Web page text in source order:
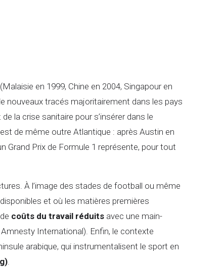
en 1999, Chine en 2004, Singapour en
nouveaux tracés majoritairement dans les pays
la crise sanitaire pour s’insérer dans le
de même outre Atlantique : après Austin en
Grand Prix de Formule 1 représente, pour tout
À l’image des stades de football ou même
et où les matières premières
coûts du travail réduits avec une main-
International). Enfin, le contexte
arabique, qui instrumentalisent le sport en